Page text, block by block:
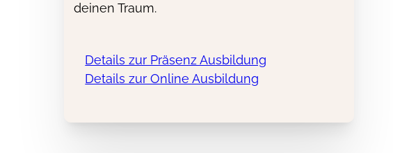
deinen Traum.
Details zur Präsenz Ausbildung
Details zur Online Ausbildung